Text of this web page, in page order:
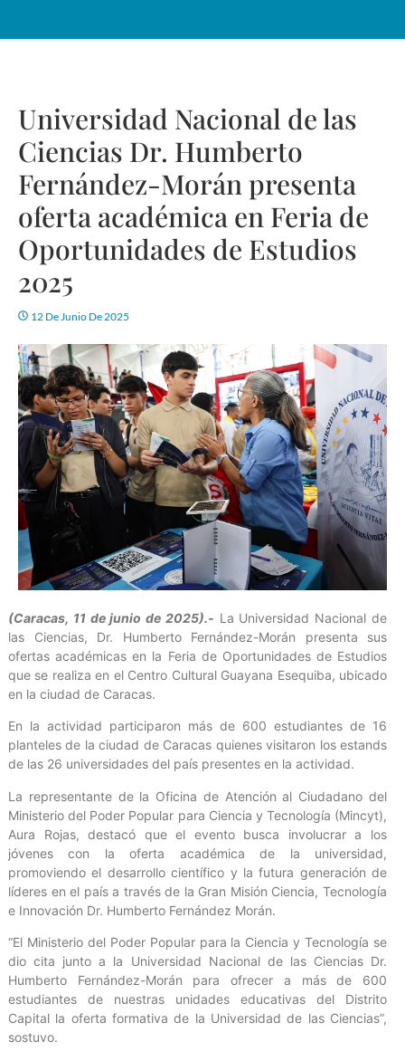
Universidad Nacional de las
Ciencias Dr. Humberto
Fernández-Morán presenta
oferta académica en Feria de
Oportunidades de Estudios
2025
12 De Junio De 2025
(Caracas, 11 de junio de 2025).- La Universidad Nacional de
las Ciencias, Dr. Humberto Fernández-Morán presenta sus
ofertas académicas en la Feria de Oportunidades de Estudios
que se realiza en el Centro Cultural Guayana Esequiba, ubicado
en la ciudad de Caracas.
En la actividad participaron más de 600 estudiantes de 16
planteles de la ciudad de Caracas quienes visitaron los estands
de las 26 universidades del país presentes en la actividad.
La representante de la Oficina de Atención al Ciudadano del
Ministerio del Poder Popular para Ciencia y Tecnología (Mincyt),
Aura Rojas, destacó que el evento busca involucrar a los
jóvenes con la oferta académica de la universidad,
promoviendo el desarrollo científico y la futura generación de
líderes en el país a través de la Gran Misión Ciencia, Tecnología
e Innovación Dr. Humberto Fernández Morán.
“El Ministerio del Poder Popular para la Ciencia y Tecnología se
dio cita junto a la Universidad Nacional de las Ciencias Dr.
Humberto Fernández-Morán para ofrecer a más de 600
estudiantes de nuestras unidades educativas del Distrito
Capital la oferta formativa de la Universidad de las Ciencias”,
sostuvo.